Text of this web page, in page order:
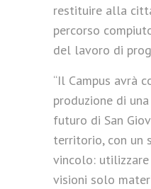
restituire alla
percorso
del lavoro di
“Il Campus avrà
produzione di
futuro di San
territorio, con un
vincolo:
visioni solo